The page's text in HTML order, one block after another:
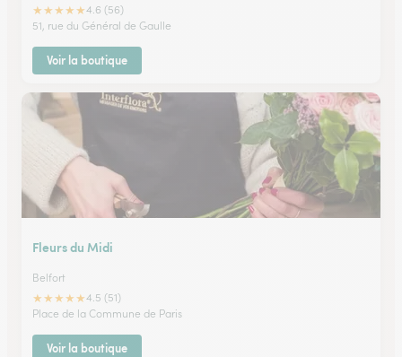
★★★★★4.6 (56)
51, rue du Général de Gaulle
Voir la boutique
Fleurs du Midi
Belfort
★★★★★4.5 (51)
Place de la Commune de Paris
Voir la boutique